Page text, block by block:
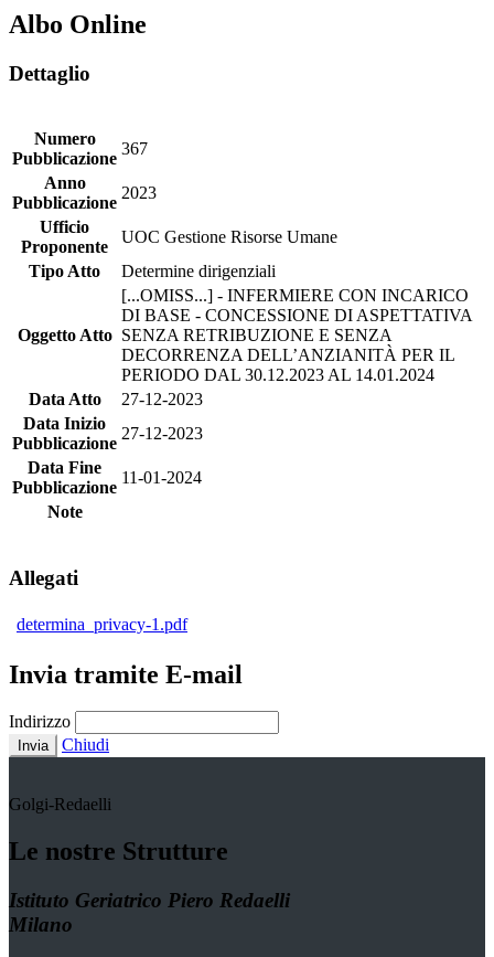
Albo Online
Dettaglio
Numero
Pubblicazione
367
Anno
Pubblicazione
2023
Ufficio
Proponente
UOC Gestione Risorse Umane
Tipo Atto
Determine dirigenziali
Oggetto Atto
[...OMISS...] - INFERMIERE CON INCARICO
DI BASE - CONCESSIONE DI ASPETTATIVA
SENZA RETRIBUZIONE E SENZA
DECORRENZA DELL’ANZIANITÀ PER IL
PERIODO DAL 30.12.2023 AL 14.01.2024
Data Atto
27-12-2023
Data Inizio
Pubblicazione
27-12-2023
Data Fine
Pubblicazione
11-01-2024
Note
Allegati
determina_privacy-1.pdf
Invia tramite E-mail
Indirizzo
Invia Chiudi
Golgi-Redaelli
Le nostre Strutture
Istituto Geriatrico Piero Redaelli
Milano